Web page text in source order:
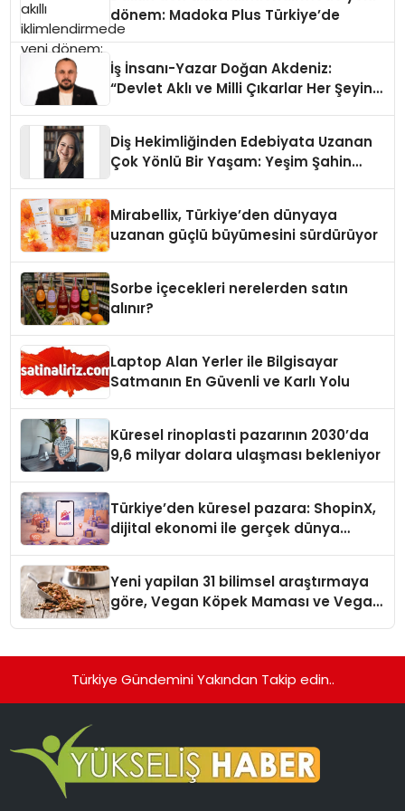
dönem: Madoka Plus Türkiye’de
İş İnsanı-Yazar Doğan Akdeniz:
“Devlet Aklı ve Milli Çıkarlar Her Şeyin
Diş Hekimliğinden Edebiyata Uzanan
Çok Yönlü Bir Yaşam: Yeşim Şahin
Mirabellix, Türkiye’den dünyaya
uzanan güçlü büyümesini sürdürüyor
Sorbe içecekleri nerelerden satın
alınır?
Laptop Alan Yerler ile Bilgisayar
Satmanın En Güvenli ve Karlı Yolu
Küresel rinoplasti pazarının 2030’da
9,6 milyar dolara ulaşması bekleniyor
Türkiye’den küresel pazara: ShopinX,
dijital ekonomi ile gerçek dünya
Yeni yapilan 31 bilimsel araştırmaya
göre, Vegan Köpek Maması ve Vegan
Türkiye Gündemini Yakından Takip edin..